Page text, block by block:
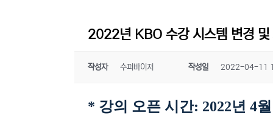
2022년 KBO 수강 시스템 변경 및
작성자 수퍼바이저 작성일 2022-04-11
* 강의 오픈 시간: 2022년 4